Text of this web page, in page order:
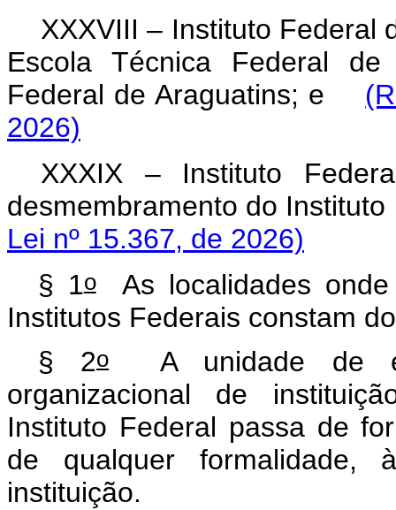
XXXVIII – Instituto Federal
Escola Técnica Federal
Federal de Araguatins; e
2026)
XXXIX – Instituto
desmembramento do
Lei nº 15.367, de 2026)
§ 1oAs localidades onde
Institutos Federais constam
§ 2oA unidade de
organizacional de
Instituto Federal passa de
de qualquer
instituição.